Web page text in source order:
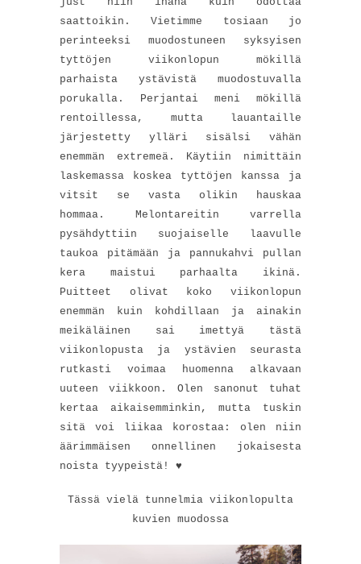
saattoikin. Vietimme tosiaan jo
perinteeksi muodostuneen syksyisen
tyttöjen viikonlopun mökillä
parhaista ystävistä muodostuvalla
porukalla. Perjantai meni mökillä
rentoillessa, mutta lauantaille
järjestetty ylläri sisälsi vähän
enemmän extremeä. Käytiin nimittäin
laskemassa koskea tyttöjen kanssa ja
vitsit se vasta olikin hauskaa
hommaa. Melontareitin varrella
pysähdyttiin suojaiselle laavulle
taukoa pitämään ja pannukahvi pullan
kera maistui parhaalta ikinä.
Puitteet olivat koko viikonlopun
enemmän kuin kohdillaan ja ainakin
meikäläinen sai imettyä tästä
viikonlopusta ja ystävien seurasta
rutkasti voimaa huomenna alkavaan
uuteen viikkoon. Olen sanonut tuhat
kertaa aikaisemminkin, mutta tuskin
sitä voi liikaa korostaa: olen niin
äärimmäisen onnellinen jokaisesta
noista tyypeistä! ♥
Tässä vielä tunnelmia viikonlopulta
kuvien muodossa